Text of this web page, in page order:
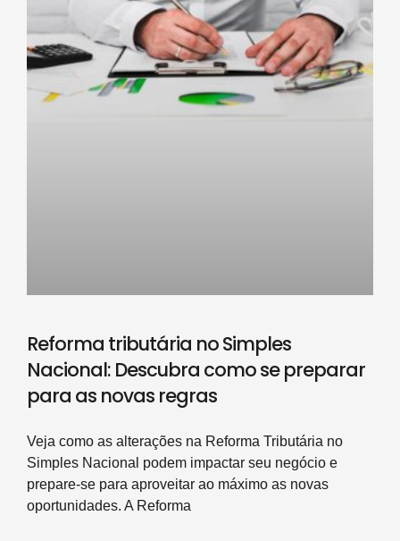
Reforma tributária no Simples
Nacional: Descubra como se preparar
para as novas regras
Veja como as alterações na Reforma Tributária no
Simples Nacional podem impactar seu negócio e
prepare-se para aproveitar ao máximo as novas
oportunidades. A Reforma